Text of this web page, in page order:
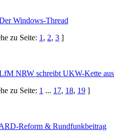
Windows-Thread
zu Seite: 1 , 2, 3 ]
NRW schreibt UKW-Kette
zu Seite: 1 ... 17, 18, 19 ]
Reform & Rundfunkbeitrag